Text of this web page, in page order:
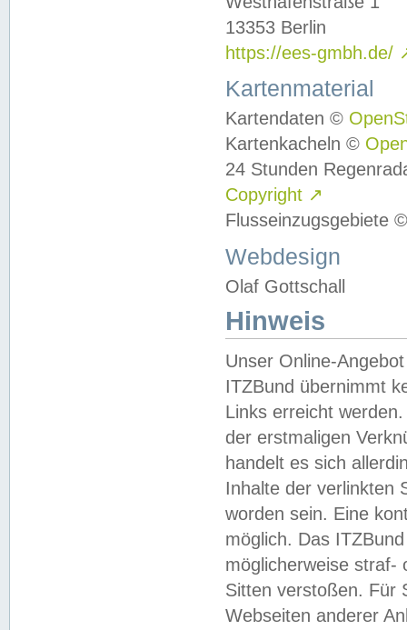
13353 Berlin
https://ees-gmbh.de/
Kartenmaterial
Kartendaten ©
Kartenkacheln ©
24 Stunden
Copyright ↗
Flusseinzugsgebiete
Webdesign
Olaf Gottschall
Hinweis
Unser Online-
ITZBund übernimmt
Links erreicht
der erstmaligen
handelt es sich
Inhalte der verlinkten
worden sein. Eine
möglich. Das
möglicherweise straf-
Sitten verstoßen. Für
Webseiten anderer